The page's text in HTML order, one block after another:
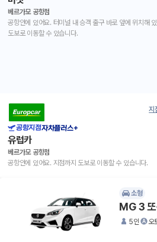
베르가모 공항점
공항안에 있어요. 터미널 내 승객 출구 바로 앞에 위치해 있
도보로 이동할 수 있습니다.
지
공항지점자차플러스+
유럽카
베르가모 공항점
공항안에 있어요. 지점까지 도보로 이동할 수 있습니다.
소형
MG 3
5인 오